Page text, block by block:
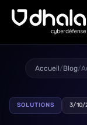
Accueil/Blog/
SOLUTIONS 3/10/